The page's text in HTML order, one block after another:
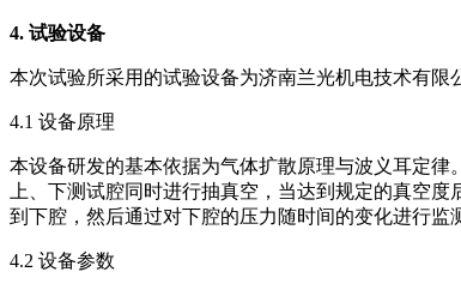
4. 试验设备
本次试验所采用的试验设备为济南兰光机电技术有限
4.1 设备原理
本设备研发的基本依据为气体扩散原理与波义耳定
上、下测试腔同时进行抽真空，当达到规定的真空
到下腔，然后通过对下腔的压力随时间的变化进行监
4.2 设备参数